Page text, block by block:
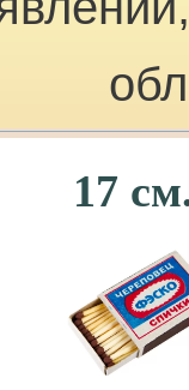
17